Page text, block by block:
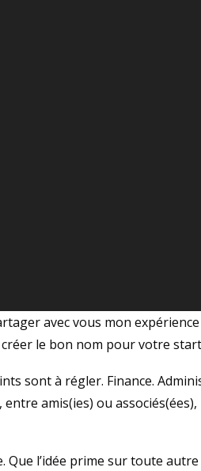
avec vous mon
le bon nom pour votre
sont à régler. Finance.
amis(ies) ou
l’idée prime sur toute